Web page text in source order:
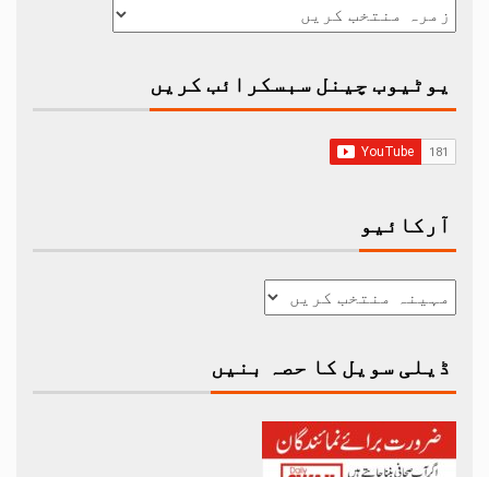
یوٹیوب چینل سبسکرائب کریں
آرکائیو
ڈیلی سویل کا حصہ بنیں